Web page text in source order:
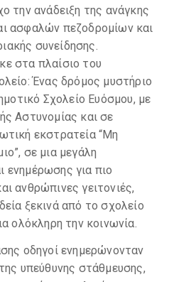
την ανάδειξη της ανάγκης
ασφαλών πεζοδρομίων και
συνείδησης.
στα πλαίσιο του
Ένας δρόμος μυστήριο
Σχολείο Ευόσμου, με
Αστυνομίας και σε
εκστρατεία “Μη
σε μια μεγάλη
ενημέρωσης για πιο
ανθρώπινες γειτονιές,
ξεκινά από το σχολείο
ολόκληρη την κοινωνία.
οδηγοί ενημερώνονταν
υπεύθυνης στάθμευσης,